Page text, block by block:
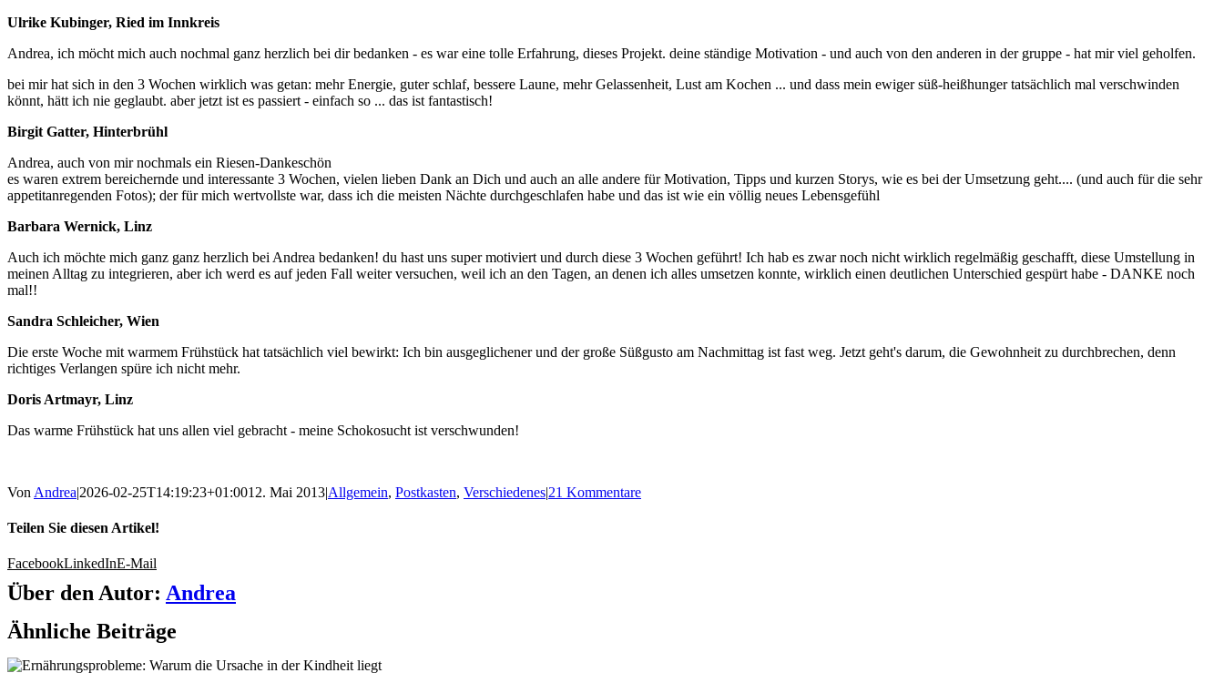
Ulrike Kubinger, Ried im Innkreis
Andrea, ich möcht mich auch nochmal ganz herzlich bei dir bedanken - es war eine tolle Erfahrung, dieses Projekt. deine ständige Motivation - und auch von den anderen in der gruppe - hat mir viel geholfen.
bei mir hat sich in den 3 Wochen wirklich was getan: mehr Energie, guter schlaf, bessere Laune, mehr Gelassenheit, Lust am Kochen ... und dass mein ewiger süß-heißhunger tatsächlich mal verschwinden
könnt, hätt ich nie geglaubt. aber jetzt ist es passiert - einfach so ... das ist fantastisch!
Birgit Gatter, Hinterbrühl
Andrea, auch von mir nochmals ein Riesen-Dankeschön
es waren extrem bereichernde und interessante 3 Wochen, vielen lieben Dank an Dich und auch an alle andere für Motivation, Tipps und kurzen Storys, wie es bei der Umsetzung geht.... (und auch für die sehr
appetitanregenden Fotos); der für mich wertvollste war, dass ich die meisten Nächte durchgeschlafen habe und das ist wie ein völlig neues Lebensgefühl
Barbara Wernick, Linz
Auch ich möchte mich ganz ganz herzlich bei Andrea bedanken! du hast uns super motiviert und durch diese 3 Wochen geführt! Ich hab es zwar noch nicht wirklich regelmäßig geschafft, diese Umstellung in
meinen Alltag zu integrieren, aber ich werd es auf jeden Fall weiter versuchen, weil ich an den Tagen, an denen ich alles umsetzen konnte, wirklich einen deutlichen Unterschied gespürt habe - DANKE noch
mal!!
Sandra Schleicher, Wien
Die erste Woche mit warmem Frühstück hat tatsächlich viel bewirkt: Ich bin ausgeglichener und der große Süßgusto am Nachmittag ist fast weg. Jetzt geht's darum, die Gewohnheit zu durchbrechen, denn
richtiges Verlangen spüre ich nicht mehr.
Doris Artmayr, Linz
Das warme Frühstück hat uns allen viel gebracht - meine Schokosucht ist verschwunden!
Von Andrea|2026-02-25T14:19:23+01:0012. Mai 2013|Allgemein, Postkasten, Verschiedenes|21 Kommentare
Teilen Sie diesen Artikel!
FacebookLinkedInE-Mail
Über den Autor: Andrea
Ähnliche Beiträge